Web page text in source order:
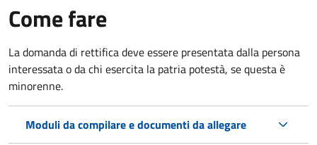
Come fare
La domanda di rettifica deve essere presentata dalla persona
interessata oda chi esercita la patria potestà, se questa è
minorenne.
Moduli da compilare e documenti da allegare